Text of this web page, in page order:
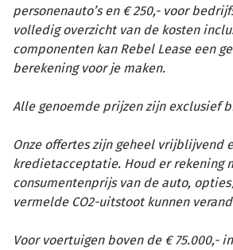
personenauto’s en € 250,- voor
volledig overzicht van de kosten
componenten kan Rebel Lease een
berekening voor je maken.
Alle genoemde prijzen zijn exclusief
Onze offertes zijn geheel vrijblijvend
kredietacceptatie. Houd er rekening
consumentenprijs van de auto,
vermelde CO2-uitstoot kunnen
Voor voertuigen boven de € 75.000,-